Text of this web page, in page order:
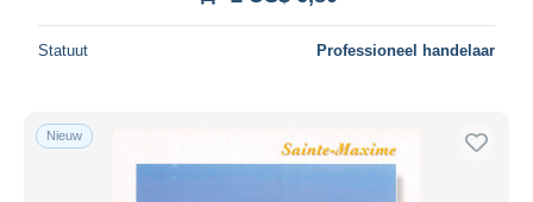
Statuut Professioneel handelaar
Nieuw